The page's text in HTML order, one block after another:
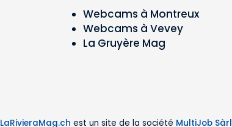
Webcams à Montreux
Webcams à Vevey
La Gruyère Mag
LaRivieraMag.ch est un site de la société MultiJob Sàrl